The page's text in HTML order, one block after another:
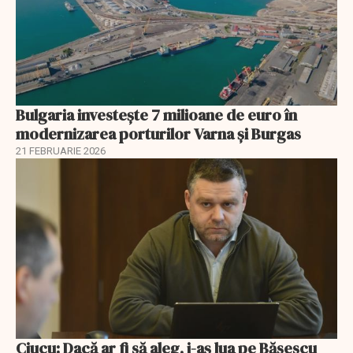
Bulgaria investește 7 milioane de euro în
modernizarea porturilor Varna și Burgas
21 FEBRUARIE 2026
Ciucu: Dacă ar fi să aleg, i-aș lua pe Băsescu